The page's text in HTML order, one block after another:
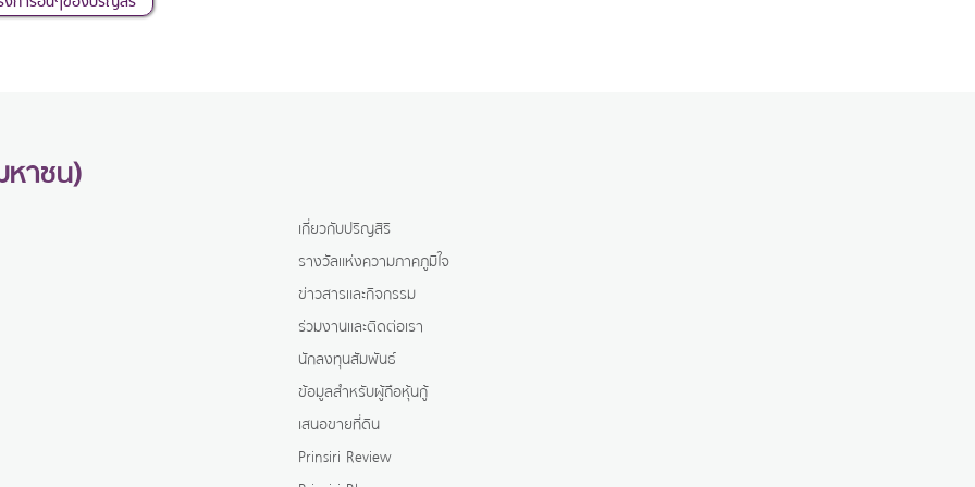
าชน)
เกี่ยวกับปริญสิริ
รางวัลแห่งความภาคภูมิใจ
ข่าวสารและกิจกรรม
ร่วมงานและติดต่อเรา
นักลงทุนสัมพันธ์
ข้อมูลสำหรับผู้ถือหุ้นกู้
เสนอขายที่ดิน
Prinsiri Review